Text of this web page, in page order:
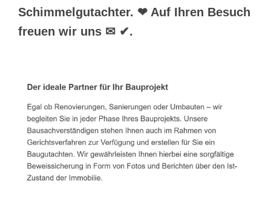
Schimmelgutachter. ❤ Auf Ihren Besuch
freuen wir uns ✉ ✔.